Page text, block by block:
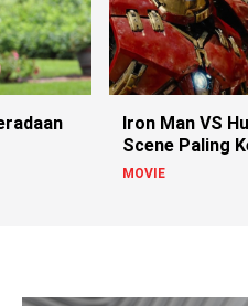
Iron Man VS
Scene Paling
Avengers:
MOVIE